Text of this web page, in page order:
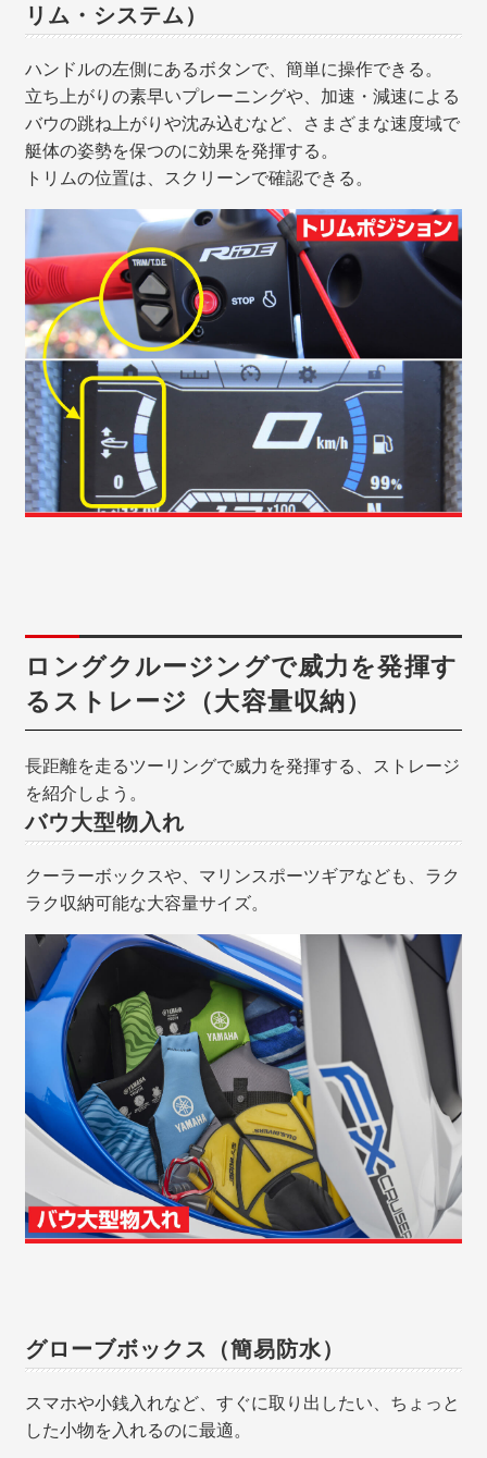
リム・システム）
ハンドルの左側にあるボタンで、簡単に操作できる。
立ち上がりの素早いプレーニングや、加速・減速による
バウの跳ね上がりや沈み込むなど、さまざまな速度域で
艇体の姿勢を保つのに効果を発揮する。
トリムの位置は、スクリーンで確認できる。
ロングクルージングで威力を発揮す
るストレージ（大容量収納）
長距離を走るツーリングで威力を発揮する、ストレージ
を紹介しよう。
バウ大型物入れ
クーラーボックスや、マリンスポーツギアなども、ラク
ラク収納可能な大容量サイズ。
グローブボックス（簡易防水）
スマホや小銭入れなど、すぐに取り出したい、ちょっと
した小物を入れるのに最適。